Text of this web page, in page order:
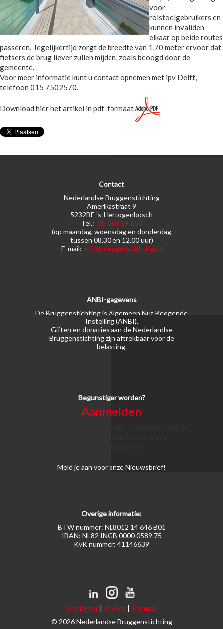
voor
rolstoelgebruikers en
kunnen invaliden
elkaar op beide routes
passeren. Tegelijkertijd zorgt de breedte van 1,70 meter ervoor dat
fietsers de brug liever zullen mijden, zoals beoogd door de
gemeente.
Voor meer informatie kunt u contact opnemen met ipv Delft,
telefoon 015 7502570.
Download hier het artikel in pdf-formaat
Contact
Nederlandse Bruggenstichting
Amerikastraat 9
5232BE 's-Hertogenbosch
Tel.: 06-288 19 650
(op maandag, woensdag en donderdag
tussen 08.30 en 12.00 uur)
E-mail: info@bruggenstichting.nl
ANBI-gegevens
De Bruggenstichting is Algemeen Nut Beogende
Instelling (ANBI).
Giften en donaties aan de Nederlandse
Bruggenstichting zijn aftrekbaar voor de
belasting.
Begunstiger worden?
Aanmelden
Meld je aan voor onze Nieuwsbrief!
Overige informatie:
BTW nummer: NL8012 14 646 B01
IBAN: NL82 INGB 0000 0589 75
KvK nummer: 41146639
Disclaimer | Privacy | Sitemap
© 2026 Nederlandse Bruggenstichting